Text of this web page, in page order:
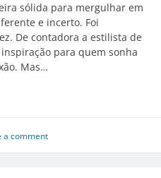
sólida para mergulhar em
e incerto. Foi
De contadora a estilista de
para quem sonha
Mas…
a comment